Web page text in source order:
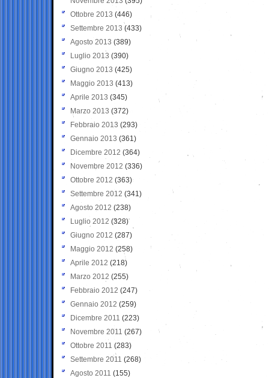
Ottobre 2013 (446)
Settembre 2013 (433)
Agosto 2013 (389)
Luglio 2013 (390)
Giugno 2013 (425)
Maggio 2013 (413)
Aprile 2013 (345)
Marzo 2013 (372)
Febbraio 2013 (293)
Gennaio 2013 (361)
Dicembre 2012 (364)
Novembre 2012 (336)
Ottobre 2012 (363)
Settembre 2012 (341)
Agosto 2012 (238)
Luglio 2012 (328)
Giugno 2012 (287)
Maggio 2012 (258)
Aprile 2012 (218)
Marzo 2012 (255)
Febbraio 2012 (247)
Gennaio 2012 (259)
Dicembre 2011 (223)
Novembre 2011 (267)
Ottobre 2011 (283)
Settembre 2011 (268)
Agosto 2011 (155)